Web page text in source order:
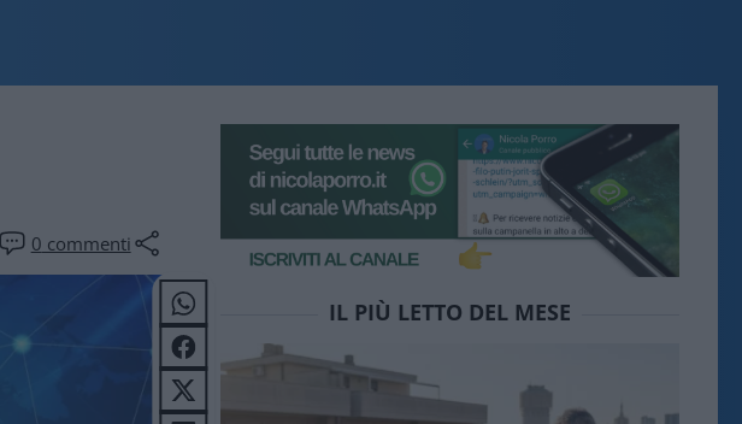
0 commenti
IL PIÙ LETTO DEL MESE